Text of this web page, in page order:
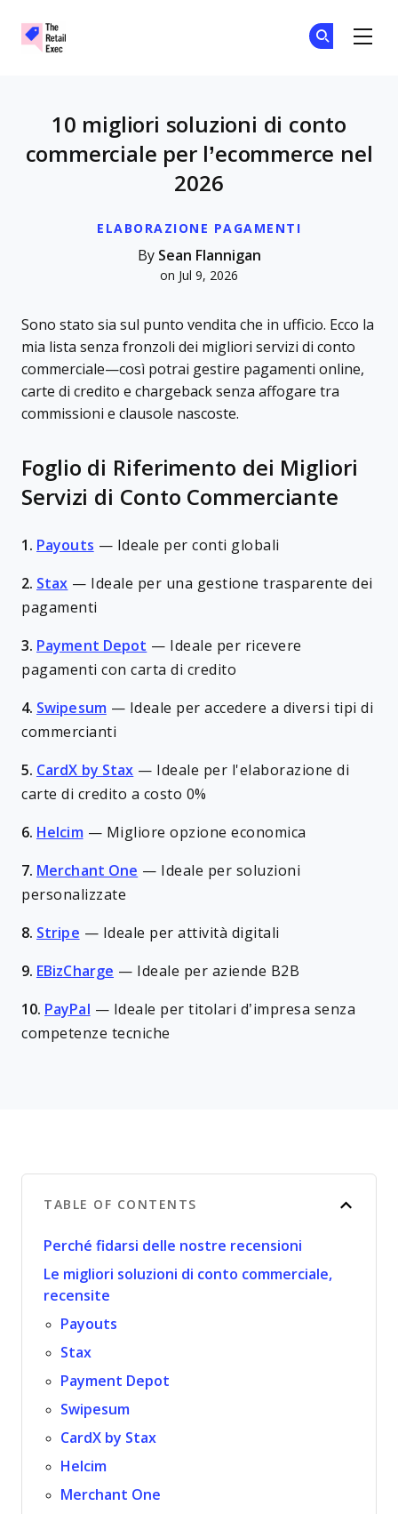
ELABORAZIONE PAGAMENTI
10 migliori soluzioni di conto
commerciale per l’ecommerce nel
2026
By Sean Flannigan
on Jul 9, 2026
Sono stato sia sul punto vendita che in ufficio. Ecco la
mia lista senza fronzoli dei migliori servizi di conto
commerciale—così potrai gestire pagamenti online,
carte di credito e chargeback senza affogare tra
commissioni e clausole nascoste.
Foglio di Riferimento dei Migliori
Servizi di Conto Commerciante
1. Payouts — Ideale per conti globali
2. Stax —
Ideale per una gestione trasparente dei
pagamenti
3. Payment Depot —
Ideale per ricevere
pagamenti con carta di credito
4. Swipesum — Ideale per accedere a diversi tipi di
commercianti
5. CardX by Stax —
Ideale per l'elaborazione di
carte di credito a costo 0%
6. Helcim — Migliore opzione economica
7. Merchant One —
Ideale per soluzioni
personalizzate
8. Stripe — Ideale per attività digitali
9. EBizCharge — Ideale per aziende B2B
10. PayPal — Ideale per titolari d’impresa senza
competenze tecniche
TABLE OF CONTENTS
Perché fidarsi delle nostre recensioni
Le migliori soluzioni di conto commerciale,
recensite
Payouts
Stax
Payment Depot
Swipesum
CardX by Stax
Helcim
Merchant One